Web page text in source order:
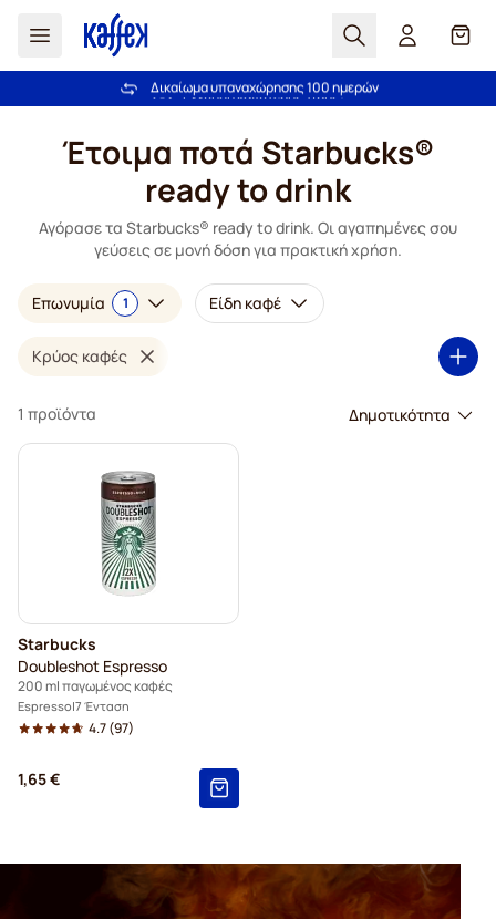
Αναζήτηση
Δωρεάν αποστολή άνω των 49,00€
Δικαίωμα υπαναχώρησης 100 ημερών
Έτοιμα ποτά Starbucks®
ready to drink
Αγόρασε τα Starbucks® ready to drink. Οι αγαπημένες σου
γεύσεις σε μονή δόση για πρακτική χρήση.
Επωνυμία 1 Είδη καφέ
Κρύος καφές
1 προϊόντα
Starbucks
Doubleshot Espresso
200 ml παγωμένος καφές
Espresso 7 Ένταση
4.7(97)
1,65 €